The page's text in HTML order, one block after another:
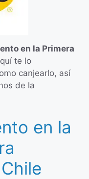
en la Primera
te lo
canjearlo, así
de la
en la